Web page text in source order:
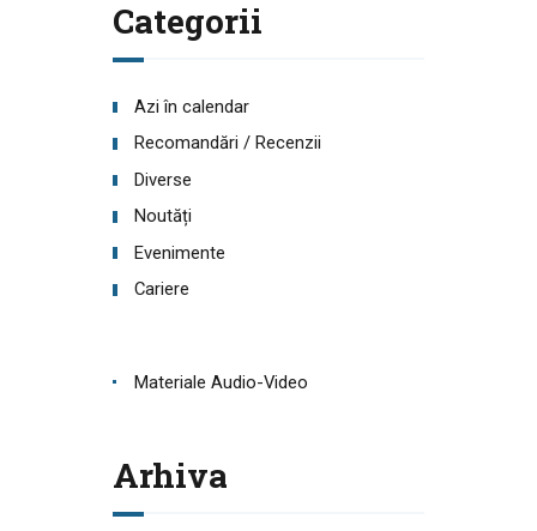
Categorii
Azi în calendar
Recomandări / Recenzii
Diverse
Noutăți
Evenimente
Cariere
Materiale Audio-Video
Arhiva